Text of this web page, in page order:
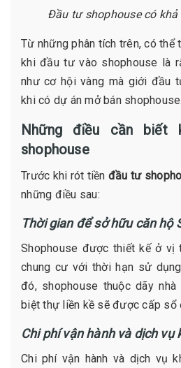
Đầu tư shophouse có
Từ những phân tích trên, có thể
khi đầu tư vào shophouse là
như cơ hội vàng mà giới đầu
khi có dự án mở bán shophouse.
Những điều cần biết
shophouse
Trước khi rót tiền đầu tư
những điều sau:
Thời gian để sở hữu căn hộ
Shophouse được thiết kế ở
chung cư với thời hạn sử
đó, shophouse thuộc dãy
biệt thự liền kề sẽ được cấp sổ
Chi phí vận hành và dịch vụ
Chi phí vận hành và dịch vụ